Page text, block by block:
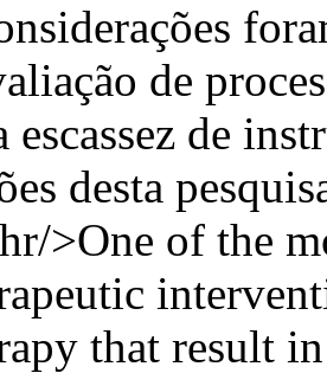
de
escassez de
desta
>One of the
that result